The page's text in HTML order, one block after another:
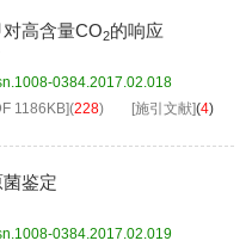
高含量CO2的响应
0384.2017.02.018
1186KB](228) [施引文献](4)
鉴定
0384.2017.02.019